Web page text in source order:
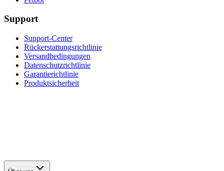
Support
Support-Center
Rückerstattungsrichtlinie
Versandbedingungen
Datenschutzrichtlinie
Garantierichtlinie
Produktsicherheit